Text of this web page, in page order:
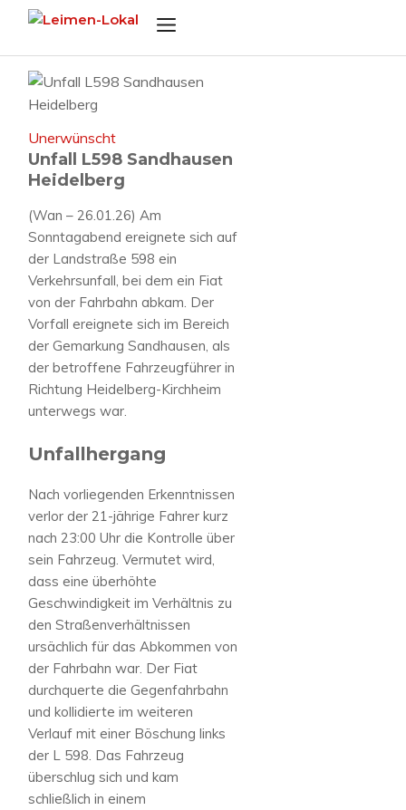
springen
Menü
Unerwünscht
Unfall L598 Sandhausen
Heidelberg
(Wan – 26.01.26) Am
Sonntagabend ereignete sich auf
der Landstraße 598 ein
Verkehrsunfall, bei dem ein Fiat
von der Fahrbahn abkam. Der
Vorfall ereignete sich im Bereich
der Gemarkung Sandhausen, als
der betroffene Fahrzeugführer in
Richtung Heidelberg-Kirchheim
unterwegs war.
Unfallhergang
Nach vorliegenden Erkenntnissen
verlor der 21-jährige Fahrer kurz
nach 23:00 Uhr die Kontrolle über
sein Fahrzeug. Vermutet wird,
dass eine überhöhte
Geschwindigkeit im Verhältnis zu
den Straßenverhältnissen
ursächlich für das Abkommen von
der Fahrbahn war. Der Fiat
durchquerte die Gegenfahrbahn
und kollidierte im weiteren
Verlauf mit einer Böschung links
der L 598. Das Fahrzeug
überschlug sich und kam
schließlich in einem